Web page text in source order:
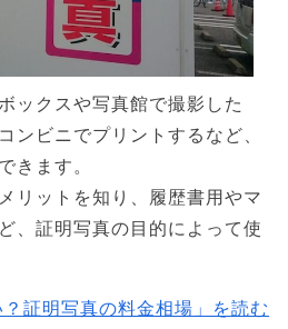
ックスや写真館で撮影した
ンビニでプリントするなど、
きます。
リットを知り、履歴書用やマ
、証明写真の目的によって使
？証明写真の料金相場」を読む